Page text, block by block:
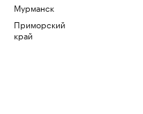
Мурманск
Приморский
край